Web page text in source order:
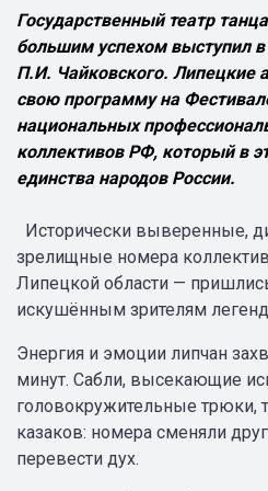
Государственный театр
большим успехом выступил
П.И. Чайковского. Липецкие
свою программу на
национальных
коллективов РФ, который в
единства народов России.
Исторически выверенные,
зрелищные номера
Липецкой области —
искушённым зрителям
Энергия и эмоции липчан
минут. Сабли, высекающие
головокружительные трюки,
казаков: номера сменяли
перевести дух.